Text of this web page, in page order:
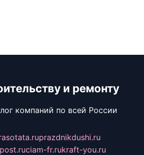
и ремонту
компаний по всей России
prazdnikdushi.ru
ciam-fr.rukraft-you.ru